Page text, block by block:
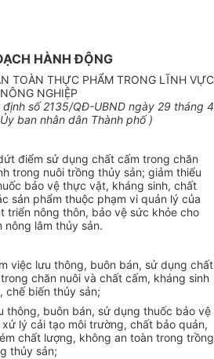
HÀNH ĐỘNG
TOÀN THỰC PHẨM TRONG LĨNH VỰC
NÔNG NGHIỆP
định số 2135/QĐ-UBND ngày 29 tháng 4
ban nhân dân Thành phố)
điểm sử dụng chất cấm trong chăn
trong nuôi trồng thủy sản; giảm thiểu
bảo vệ thực vật, kháng sinh, chất
sản phẩm thuộc phạm vi quản lý của
triển nông thôn, bảo vệ sức khỏe cho
lâm thủy sản.
việc lưu thông, buôn bán, sử dụng chất
chăn nuôi và chất cấm, kháng sinh
chế biến thủy sản;
thông, buôn bán, sử dụng thuốc bảo vệ
lý cải tạo môi trường, chất bảo quản,
chất lượng, không an toàn trong trồng
thủy sản;